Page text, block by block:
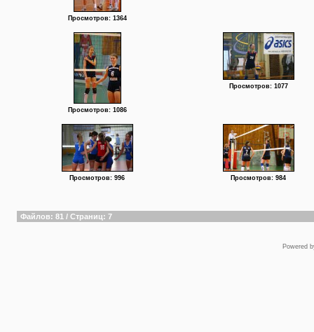
Просмотров: 1364
Просмотров: 1086
Просмотров: 1077
Просмотров: 996 Просмотров: 984
Файлов: 81 / Страниц: 7
Powered